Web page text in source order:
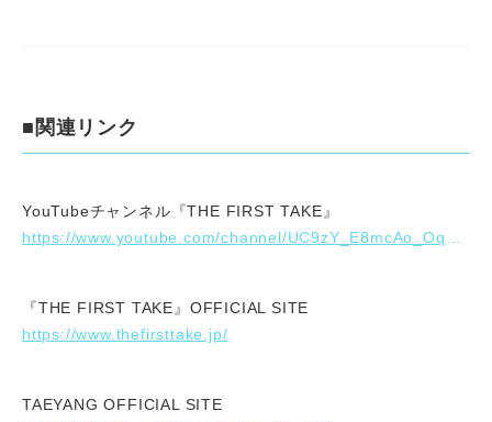
■関連リンク
YouTubeチャンネル『THE FIRST TAKE』
https://www.youtube.com/channel/UC9zY_E8mcAo_Oq772LEZq8Q
『THE FIRST TAKE』OFFICIAL SITE
https://www.thefirsttake.jp/
TAEYANG OFFICIAL SITE